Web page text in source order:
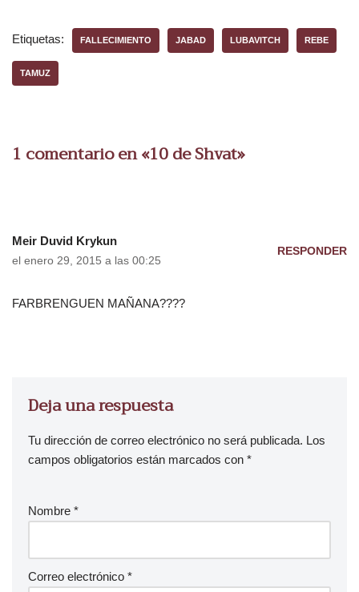
Etiquetas: FALLECIMIENTO JABAD LUBAVITCH REBE
TAMUZ
1 comentario en «10 de Shvat»
Meir Duvid Krykun
el enero 29, 2015 a las 00:25
RESPONDER
FARBRENGUEN MAÑANA????
Deja una respuesta
Tu dirección de correo electrónico no será publicada. Los
campos obligatorios están marcados con *
Nombre *
Correo electrónico *